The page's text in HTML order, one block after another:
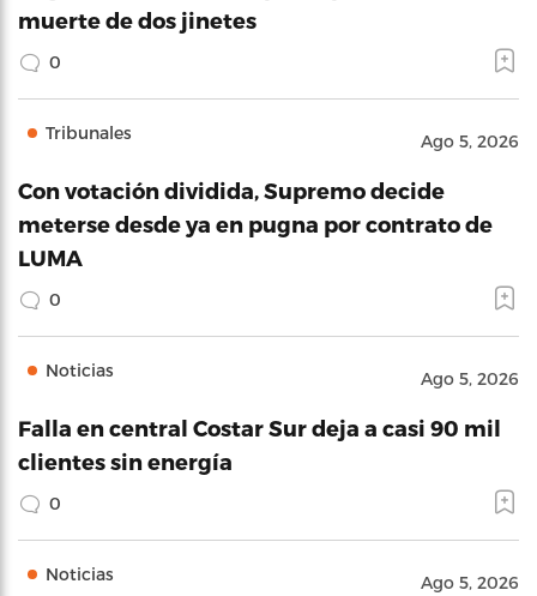
muerte de dos jinetes
0
Tribunales Ago 5, 2026
Con votación dividida, Supremo decide
meterse desde ya en pugna por contrato de
LUMA
0
Noticias Ago 5, 2026
Falla en central Costar Sur deja a casi 90 mil
clientes sin energía
0
Noticias Ago 5, 2026